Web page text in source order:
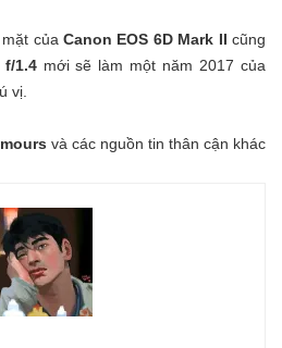
mặt củaCanon EOS 6D Mark II cũng
f/1.4mới sẽ làm một năm 2017 của
vị.
và các nguồn tin thân cận khác